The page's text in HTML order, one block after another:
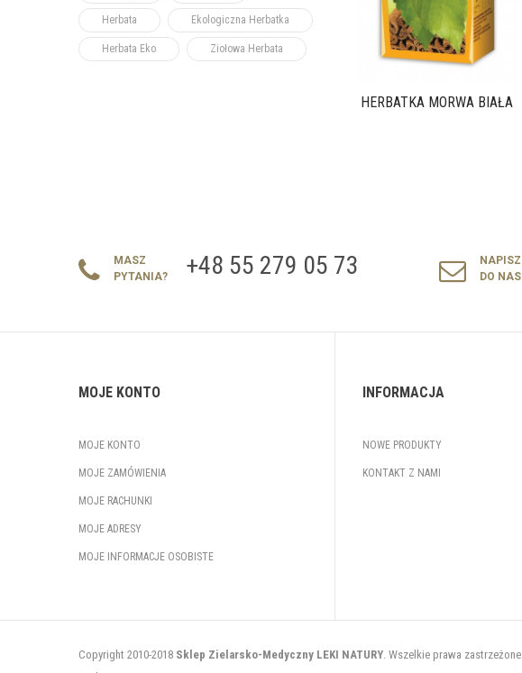
Herbata Ekologiczna Herbatka
Herbata Eko Ziołowa Herbata
HERBATKA MORWA BIAŁA
MASZ
PYTANIA?
+48 55 279 05 73
NAPISZ
DO NAS
MOJE KONTO
MOJE KONTO
MOJE ZAMÓWIENIA
MOJE RACHUNKI
MOJE ADRESY
MOJE INFORMACJE OSOBISTE
INFORMACJA
NOWE PRODUKTY
KONTAKT Z NAMI
Copyright 2010-2018 Sklep Zielarsko-Medyczny LEKI NATURY . Wszelkie prawa zastrzeżone.